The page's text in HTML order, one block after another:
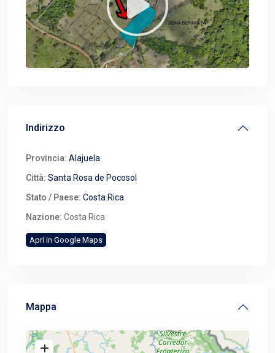
Indirizzo
Provincia: Alajuela
Città: Santa Rosa de Pocosol
Stato / Paese: Costa Rica
Nazione: Costa Rica
Apri in Google Maps
Mappa